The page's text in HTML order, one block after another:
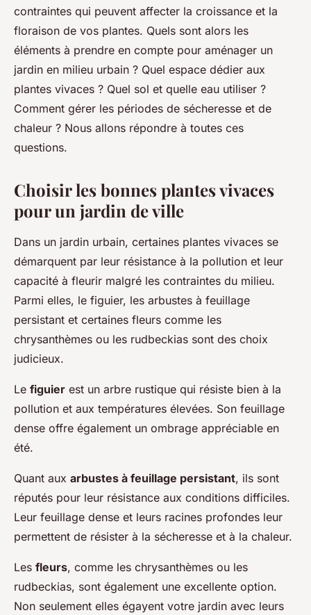
contraintes qui peuvent affecter la croissance et la
floraison de vos plantes. Quels sont alors les
éléments à prendre en compte pour aménager un
jardin en milieu urbain ? Quel espace dédier aux
plantes vivaces ? Quel sol et quelle eau utiliser ?
Comment gérer les périodes de sécheresse et de
chaleur ? Nous allons répondre à toutes ces
questions.
Choisir les bonnes plantes vivaces
pour un jardin de ville
Dans un jardin urbain, certaines plantes vivaces se
démarquent par leur résistance à la pollution et leur
capacité à fleurir malgré les contraintes du milieu.
Parmi elles, le figuier, les arbustes à feuillage
persistant et certaines fleurs comme les
chrysanthèmes ou les rudbeckias sont des choix
judicieux.
Le figuier est un arbre rustique qui résiste bien à la
pollution et aux températures élevées. Son feuillage
dense offre également un ombrage appréciable en
été.
Quant aux arbustes à feuillage persistant, ils sont
réputés pour leur résistance aux conditions difficiles.
Leur feuillage dense et leurs racines profondes leur
permettent de résister à la sécheresse et à la chaleur.
Les fleurs, comme les chrysanthèmes ou les
rudbeckias, sont également une excellente option.
Non seulement elles égayent votre jardin avec leurs